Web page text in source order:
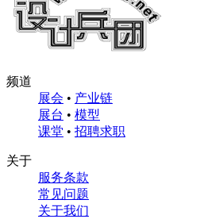
频道
展会 • 产业链
展台 • 模型
课堂 • 招聘求职
关于
服务条款
常见问题
关于我们